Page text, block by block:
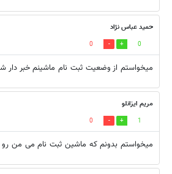
حمید عباس نژاد
0
0
میخواستم از وضعیت ثبت نام ماشینم خبر دار
مریم ایزانلو
1
0
میخواستم بدونم که ماشین ثبت نام می من